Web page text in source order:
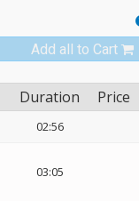
Add all to Cart
Duration Price
02:56
03:05